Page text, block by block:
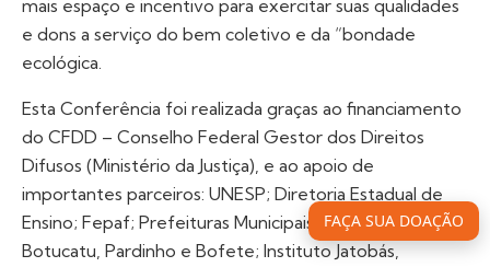
mais espaço e incentivo para exercitar suas qualidades
e dons a serviço do bem coletivo e da “bondade
ecológica.
Esta Conferência foi realizada graças ao financiamento
do CFDD – Conselho Federal Gestor dos Direitos
Difusos (Ministério da Justiça), e ao apoio de
importantes parceiros: UNESP; Diretoria Estadual de
Ensino; Fepaf; Prefeituras Municipais de Itatinga,
Botucatu, Pardinho e Bofete; Instituto Jatobás,
FAÇA SUA DOAÇÃO